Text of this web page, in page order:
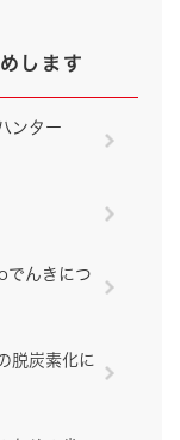
します
ンター
でんきにつ
脱炭素化に